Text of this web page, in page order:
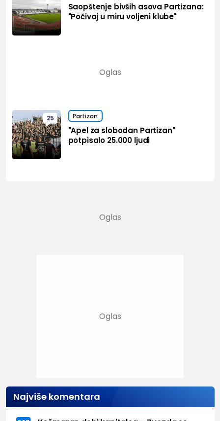
Saopštenje bivših asova Partizana:
"Počivaj u miru voljeni klube"
25 Partizan
"Apel za slobodan Partizan"
potpisalo 25.000 ljudi
Najviše komentara